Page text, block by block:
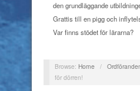
den grundläggande
Grattis till en pigg och
Var finns stödet för lärarna?
Browse: Home /
för dörren!